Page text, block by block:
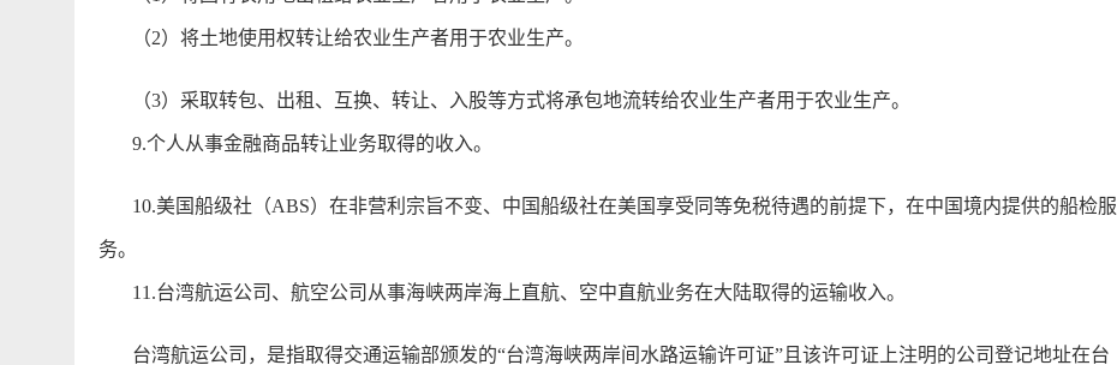
（2）将土地使用权转让给农业生产者用于农业生产。
（3）采取转包、出租、互换、转让、入股等方式将承包地流转给农业生产者用于农业生产。
9.个人从事金融商品转让业务取得的收入。
10.美国船级社（ABS）在非营利宗旨不变、中国船级社在美国享受同等免税待遇的前提下，在中国境内提供的船检服
务。
11.台湾航运公司、航空公司从事海峡两岸海上直航、空中直航业务在大陆取得的运输收入。
台湾航运公司，是指取得交通运输部颁发的“台湾海峡两岸间水路运输许可证”且该许可证上注明的公司登记地址在台